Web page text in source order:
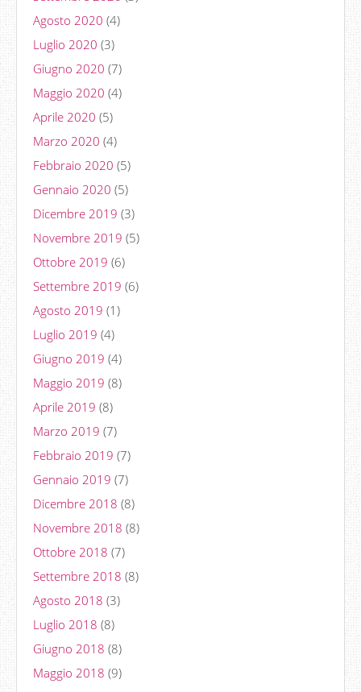
Agosto 2020 (4)
Luglio 2020 (3)
Giugno 2020 (7)
Maggio 2020 (4)
Aprile 2020 (5)
Marzo 2020 (4)
Febbraio 2020 (5)
Gennaio 2020 (5)
Dicembre 2019 (3)
Novembre 2019 (5)
Ottobre 2019 (6)
Settembre 2019 (6)
Agosto 2019 (1)
Luglio 2019 (4)
Giugno 2019 (4)
Maggio 2019 (8)
Aprile 2019 (8)
Marzo 2019 (7)
Febbraio 2019 (7)
Gennaio 2019 (7)
Dicembre 2018 (8)
Novembre 2018 (8)
Ottobre 2018 (7)
Settembre 2018 (8)
Agosto 2018 (3)
Luglio 2018 (8)
Giugno 2018 (8)
Maggio 2018 (9)